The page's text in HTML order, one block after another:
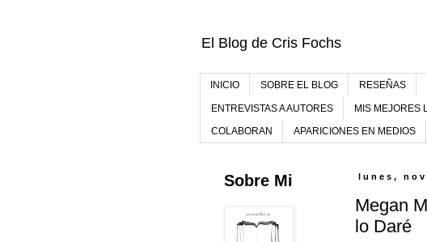
El Blog de Cris Fochs
INICIO SOBRE EL BLOG RESEÑAS
ENTREVISTAS A AUTORES MIS MEJORES
COLABORAN APARICIONES EN MEDIOS
lunes,
Megan
lo Daré
Sobre Mi